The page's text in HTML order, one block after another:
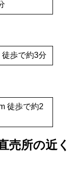
徒歩で約3分
徒歩で約2
売所の近く